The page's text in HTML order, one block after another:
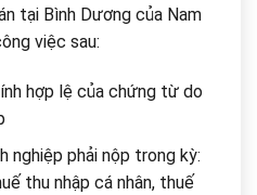
tại Bình Dương của Nam
việc sau:
hợp lệ của chứng từ do
nghiệp phải nộp trong kỳ:
thu nhập cá nhân, thuế